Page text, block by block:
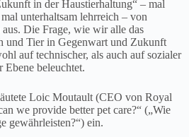
in der Haustierhaltung“ – mal
unterhaltsam lehrreich – von
Die Frage, wie wir alle das
und Tier in Gegenwart und Zukunft
auf technischer, als auch auf sozialer
Ebene beleuchtet.
Loic Moutault (CEO von Royal
we provide better pet care?“ („Wie
gewährleisten?“) ein.